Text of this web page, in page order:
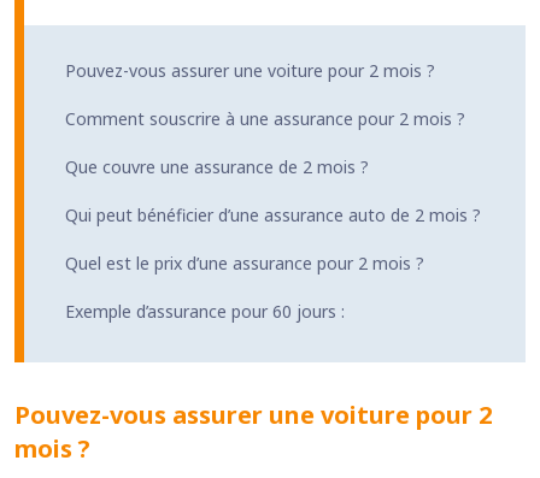
Pouvez-vous assurer une voiture pour 2 mois ?
Comment souscrire à une assurance pour 2 mois ?
Que couvre une assurance de 2 mois ?
Qui peut bénéficier d’une assurance auto de 2 mois ?
Quel est le prix d’une assurance pour 2 mois ?
Exemple d’assurance pour 60 jours :
Pouvez-vous assurer une voiture pour 2
mois ?